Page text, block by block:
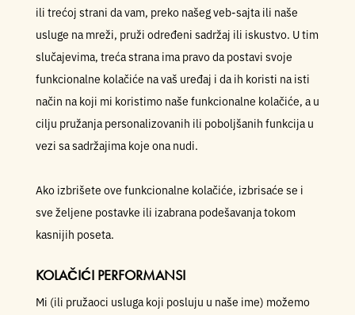
ili trećoj strani da vam, preko našeg veb-sajta ili naše
usluge na mreži, pruži određeni sadržaj ili iskustvo. U tim
slučajevima, treća strana ima pravo da postavi svoje
funkcionalne kolačiće na vaš uređaj i da ih koristi na isti
način na koji mi koristimo naše funkcionalne kolačiće, a u
cilju pružanja personalizovanih ili poboljšanih funkcija u
vezi sa sadržajima koje ona nudi.
Ako izbrišete ove funkcionalne kolačiće, izbrisaće se i
sve željene postavke ili izabrana podešavanja tokom
kasnijih poseta.
KOLAČIĆI PERFORMANSI
Mi (ili pružaoci usluga koji posluju u naše ime) možemo